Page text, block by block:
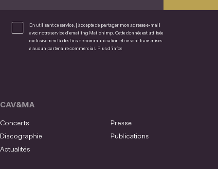
En utilisant ce service, j’accepte de partager mon adresse e-mail
avec notre service d’emailing Mailchimp. Cette donnée est utilisée
exclusivement à des fins de communication et ne sont transmises
à aucun partenaire commercial. Plus d’infos
CAV&MA
Concerts
Presse
Discographie
Publications
Actualités